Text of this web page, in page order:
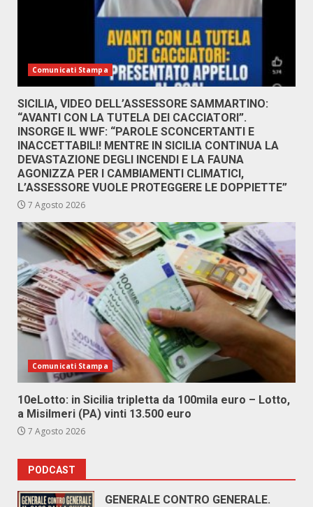
Comunicati Stampa
SICILIA, VIDEO DELL’ASSESSORE SAMMARTINO:
“AVANTI CON LA TUTELA DEI CACCIATORI”.
INSORGE IL WWF: “PAROLE SCONCERTANTI E
INACCETTABILI! MENTRE IN SICILIA CONTINUA LA
DEVASTAZIONE DEGLI INCENDI E LA FAUNA
AGONIZZA PER I CAMBIAMENTI CLIMATICI,
L’ASSESSORE VUOLE PROTEGGERE LE DOPPIETTE”
7 Agosto 2026
Comunicati Stampa
10eLotto: in Sicilia tripletta da 100mila euro – Lotto,
a Misilmeri (PA) vinti 13.500 euro
7 Agosto 2026
PODCAST
GENERALE CONTRO GENERALE.